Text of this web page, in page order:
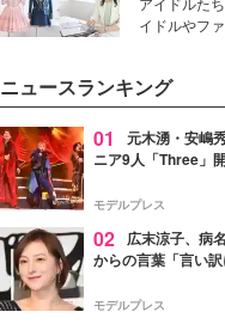
な髪を日常
女性たちの
イドルやフ
ター・茅野
個性に寄り
衣装作りは
気と自信を
ニュースランキング
01
元木湧・安嶋
ニア9人「Three」
進んで夢を掴みたい
モデルプレス
02
広末涼子、病
からの言葉「言い
モデルプレス